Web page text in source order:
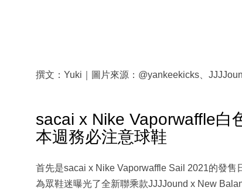
撰文：Yuki｜圖片來源：@yankeekicks、
sacai x Nike Vaporwaffle白
本週務必注意球鞋
首先是sacai x Nike Vaporwaffle Sail 2021的發售
為眾鞋迷曝光了全新聯乘款JJJJound x New